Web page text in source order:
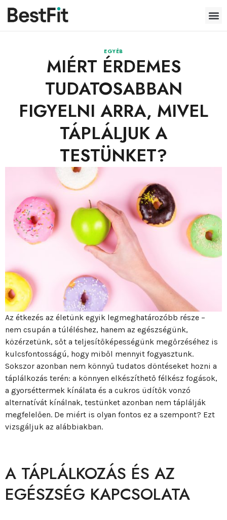
EGYÉB
MIÉRT ÉRDEMES
TUDATOSABBAN
FIGYELNI ARRA, MIVEL
TÁPLÁLJUK A
TESTÜNKET?
Az étkezés az életünk egyik legmeghatározóbb része –
nem csupán a túléléshez, hanem az egészségünk,
közérzetünk, sőt a teljesítőképességünk megőrzéséhez is
kulcsfontosságú, hogy miből mennyit fogyasztunk.
Sokszor azonban nem könnyű tudatos döntéseket hozni a
táplálkozás terén: a könnyen elkészíthető félkész fogások,
a gyorséttermek kínálata és a cukros üdítők vonzó
alternatívát kínálnak, testünket azonban nem táplálják
megfelelően. De miért is olyan fontos ez a szempont? Ezt
vizsgáljuk az alábbiakban.
A TÁPLÁLKOZÁS ÉS AZ
EGÉSZSÉG KAPCSOLATA